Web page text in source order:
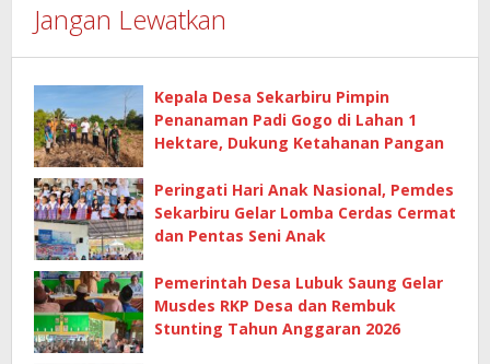
Jangan Lewatkan
Kepala Desa Sekarbiru Pimpin
Penanaman Padi Gogo di Lahan 1
Hektare, Dukung Ketahanan Pangan
Peringati Hari Anak Nasional, Pemdes
Sekarbiru Gelar Lomba Cerdas Cermat
dan Pentas Seni Anak
Pemerintah Desa Lubuk Saung Gelar
Musdes RKP Desa dan Rembuk
Stunting Tahun Anggaran 2026